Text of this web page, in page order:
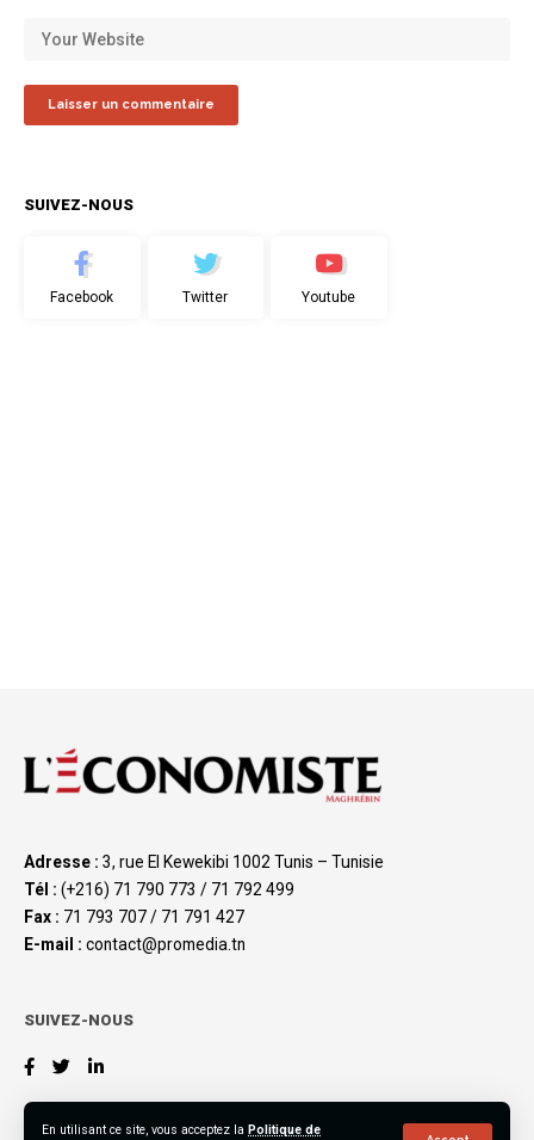
En utilisant ce site, vous acceptez la Politique de
SUIVEZ-NOUS
Facebook Twitter Youtube
Adresse : 3, rue El Kewekibi 1002 Tunis – Tunisie
Tél : (+216) 71 790 773 / 71 792 499
Fax : 71 793 707 / 71 791 427
E-mail : contact@promedia.tn
SUIVEZ-NOUS